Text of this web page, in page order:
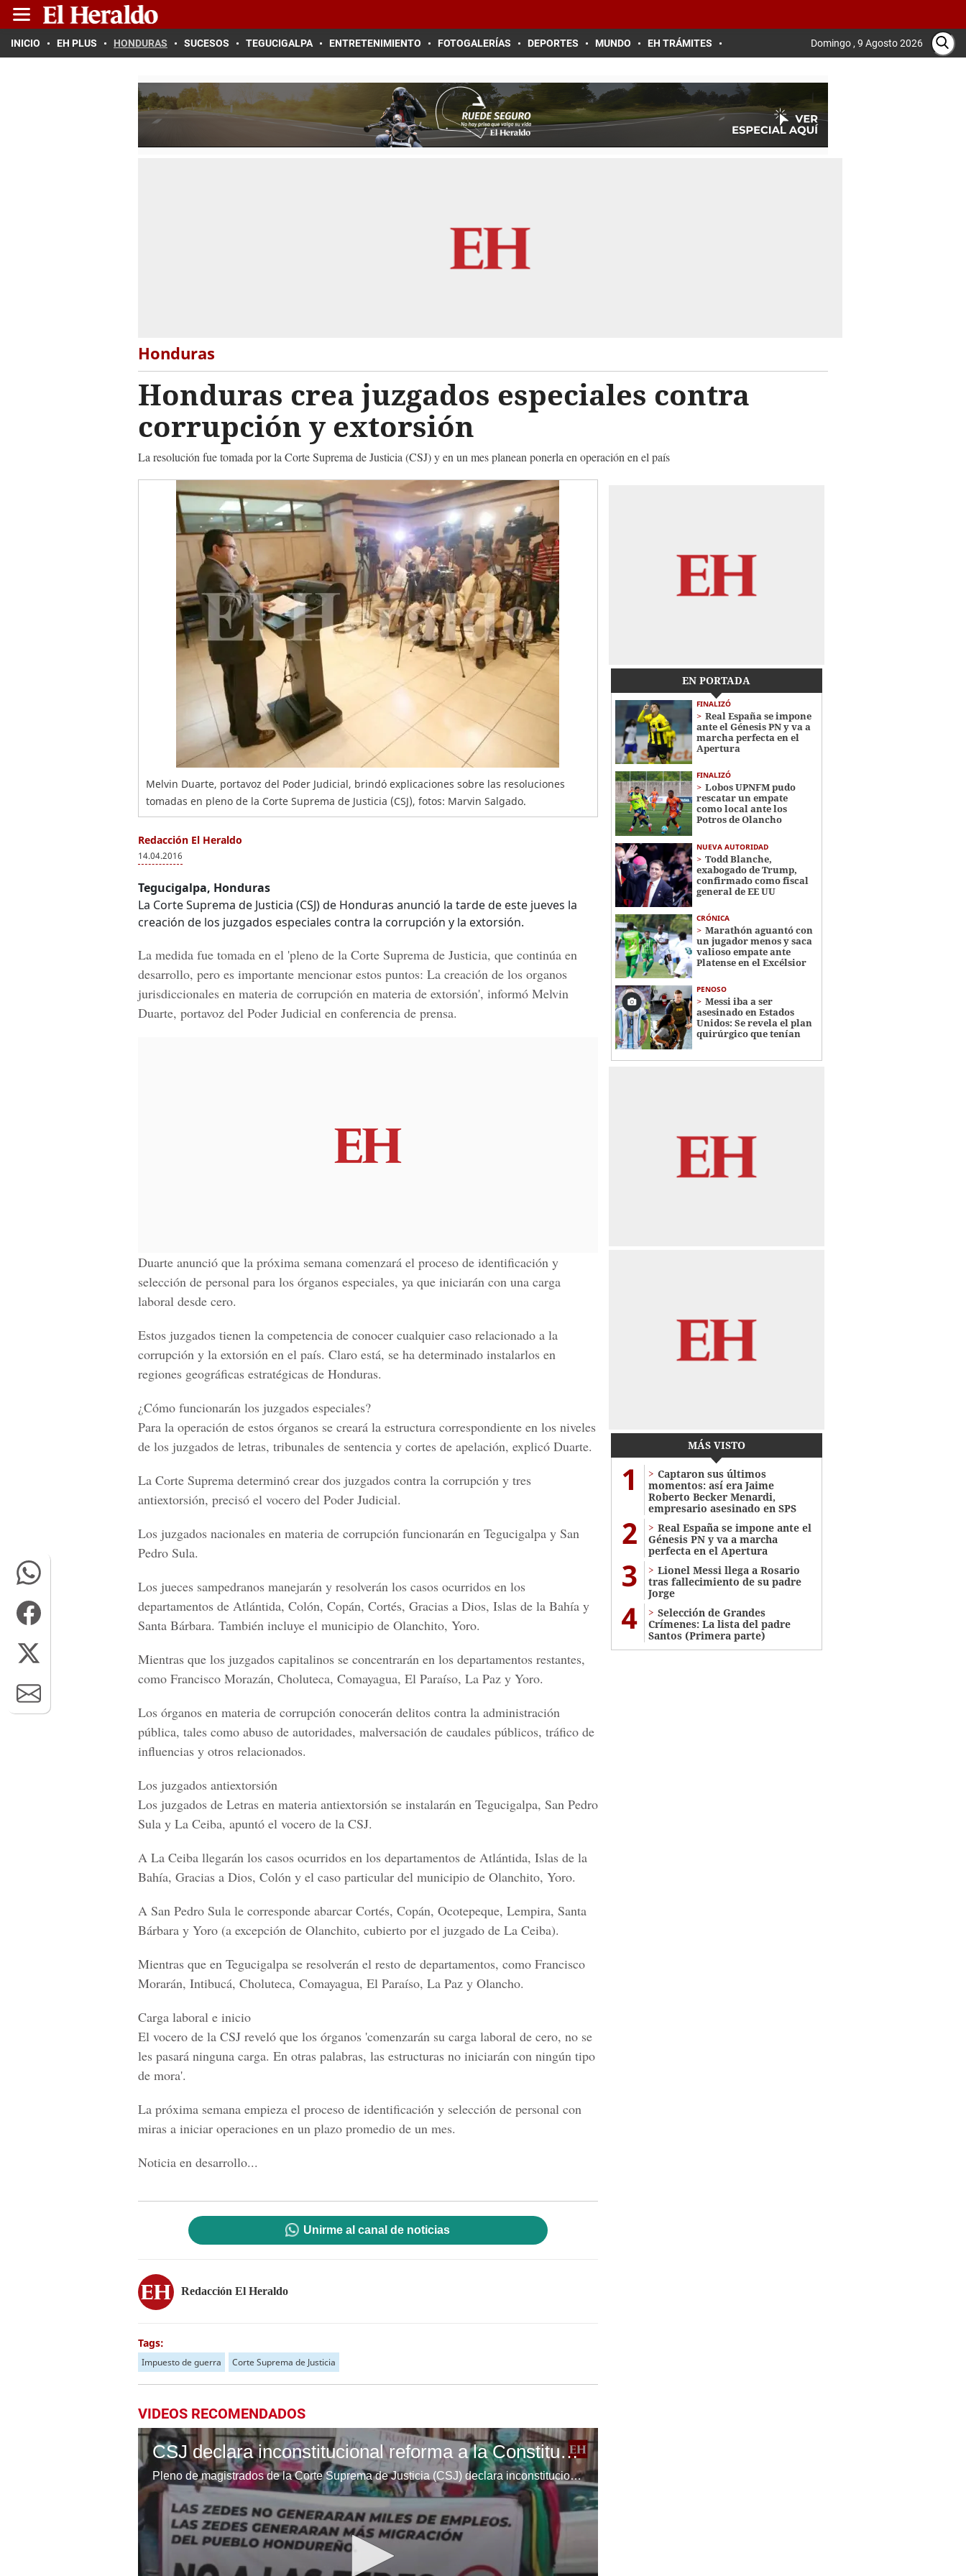
INICIO EH PLUS HONDURAS SUCESOS TEGUCIGALPA ENTRETENIMIENTO FOTOGALERÍAS DEPORTES MUNDO EH TRÁMITES Domingo , 9 Agosto 2026
Honduras
Honduras crea juzgados especiales contra
corrupción y extorsión
La resolución fue tomada por la Corte Suprema de Justicia (CSJ) y en un mes planean ponerla en operación en el país
Melvin Duarte, portavoz del Poder Judicial, brindó explicaciones sobre las resoluciones
tomadas en pleno de la Corte Suprema de Justicia (CSJ), fotos: Marvin Salgado.
Redacción El Heraldo
14.04.2016
Tegucigalpa, Honduras
La Corte Suprema de Justicia (CSJ) de Honduras anunció la tarde de este jueves la
creación de los juzgados especiales contra la corrupción y la extorsión.
La medida fue tomada en el 'pleno de la Corte Suprema de Justicia, que continúa en
desarrollo, pero es importante mencionar estos puntos: La creación de los organos
jurisdiccionales en materia de corrupción en materia de extorsión', informó Melvin
Duarte, portavoz del Poder Judicial en conferencia de prensa.
Duarte anunció que la próxima semana comenzará el proceso de identificación y
selección de personal para los órganos especiales, ya que iniciarán con una carga
laboral desde cero.
Estos juzgados tienen la competencia de conocer cualquier caso relacionado a la
corrupción y la extorsión en el país. Claro está, se ha determinado instalarlos en
regiones geográficas estratégicas de Honduras.
¿Cómo funcionarán los juzgados especiales?
Para la operación de estos órganos se creará la estructura correspondiente en los niveles
de los juzgados de letras, tribunales de sentencia y cortes de apelación, explicó Duarte.
La Corte Suprema determinó crear dos juzgados contra la corrupción y tres
antiextorsión, precisó el vocero del Poder Judicial.
Los juzgados nacionales en materia de corrupción funcionarán en Tegucigalpa y San
Pedro Sula.
Los jueces sampedranos manejarán y resolverán los casos ocurridos en los
departamentos de Atlántida, Colón, Copán, Cortés, Gracias a Dios, Islas de la Bahía y
Santa Bárbara. También incluye el municipio de Olanchito, Yoro.
Mientras que los juzgados capitalinos se concentrarán en los departamentos restantes,
como Francisco Morazán, Choluteca, Comayagua, El Paraíso, La Paz y Yoro.
Los órganos en materia de corrupción conocerán delitos contra la administración
pública, tales como abuso de autoridades, malversación de caudales públicos, tráfico de
influencias y otros relacionados.
Los juzgados antiextorsión
Los juzgados de Letras en materia antiextorsión se instalarán en Tegucigalpa, San Pedro
Sula y La Ceiba, apuntó el vocero de la CSJ.
A La Ceiba llegarán los casos ocurridos en los departamentos de Atlántida, Islas de la
Bahía, Gracias a Dios, Colón y el caso particular del municipio de Olanchito, Yoro.
A San Pedro Sula le corresponde abarcar Cortés, Copán, Ocotepeque, Lempira, Santa
Bárbara y Yoro (a excepción de Olanchito, cubierto por el juzgado de La Ceiba).
Mientras que en Tegucigalpa se resolverán el resto de departamentos, como Francisco
Morarán, Intibucá, Choluteca, Comayagua, El Paraíso, La Paz y Olancho.
Carga laboral e inicio
El vocero de la CSJ reveló que los órganos 'comenzarán su carga laboral de cero, no se
les pasará ninguna carga. En otras palabras, las estructuras no iniciarán con ningún tipo
de mora'.
La próxima semana empieza el proceso de identificación y selección de personal con
miras a iniciar operaciones en un plazo promedio de un mes.
Noticia en desarrollo...
Unirme al canal de noticias
Redacción El Heraldo
Tags:
Impuesto de guerra Corte Suprema de Justicia
VIDEOS RECOMENDADOS
CSJ declara inconstitucional reforma a la Constitución y la Ley de las ZEDE
Pleno de magistrados de la Corte Suprema de Justicia (CSJ) declara inconstitucional la reforma a la Constitución y la Ley de las ZEDE.
EN PORTADA
FINALIZÓ
Real España se impone
ante el Génesis PN y va a
marcha perfecta en el
Apertura
FINALIZÓ
Lobos UPNFM pudo
rescatar un empate
como local ante los
Potros de Olancho
NUEVA AUTORIDAD
Todd Blanche,
exabogado de Trump,
confirmado como fiscal
general de EE UU
CRÓNICA
Marathón aguantó con
un jugador menos y saca
valioso empate ante
Platense en el Excélsior
PENOSO
Messi iba a ser
asesinado en Estados
Unidos: Se revela el plan
quirúrgico que tenían
MÁS VISTO
1
Captaron sus últimos
momentos: así era Jaime
Roberto Becker Menardi​​​,
empresario asesinado en SPS
2
Real España se impone ante el
Génesis PN y va a marcha
perfecta en el Apertura
3
Lionel Messi llega a Rosario
tras fallecimiento de su padre
Jorge
4
Selección de Grandes
Crímenes: La lista del padre
Santos (Primera parte)